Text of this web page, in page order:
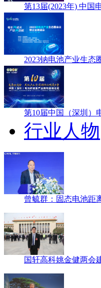
第13届(2023年) 中国
2023钠电池产业生态
第10届中国（深圳）
行业人物
曾毓群：固态电池距
国轩高科姚金健两会